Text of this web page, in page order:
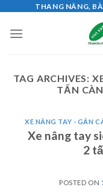
content
THANG NÂNG,
TAG ARCHIVES:
TẤN
XE NÂNG TAY - GẮN
Xe nâng tay
2
POSTED ON